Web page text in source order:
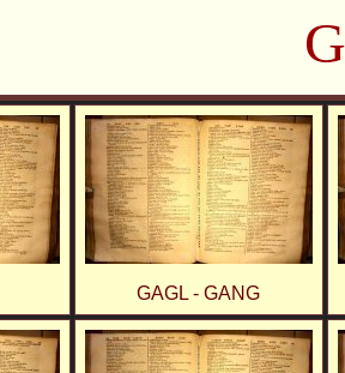
G
GAGL - GANG